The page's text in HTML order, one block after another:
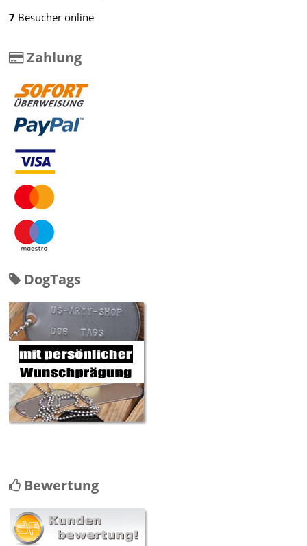
7 Besucher online
Zahlung
DogTags
Bewertung